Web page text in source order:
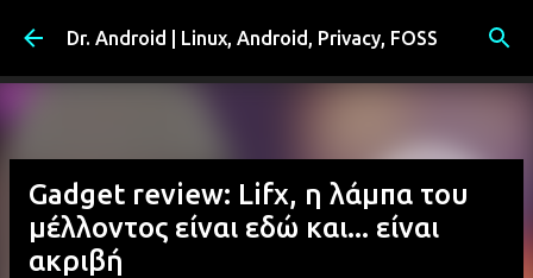
Μετάβαση στο κύριο περιεχόμενο
Dr. Android | Linux, Android, Privacy, FOSS
Gadget review: Lifx, η λάμπα του
μέλλοντος είναι εδώ και... είναι
ακριβή